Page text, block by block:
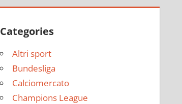
Categories
Altri sport
Bundesliga
Calciomercato
Champions League